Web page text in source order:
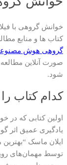
خوانش گروهی با
کتاب ها و منابع
گروهی هوش
صورت آنلاین
شود.
کدام کتاب
اولین کتابی که در
یادگیری عمیق اثر
ایلان ماسک
توسط مهمان‌های